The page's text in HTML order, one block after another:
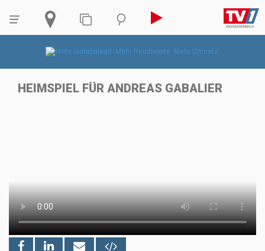
HEIMSPIEL FÜR ANDREAS GABALIER